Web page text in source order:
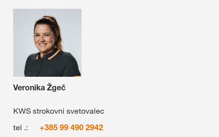
Veronika Žgeč
KWS strokovni svetovalec
tel .:
+385 99 490 2942